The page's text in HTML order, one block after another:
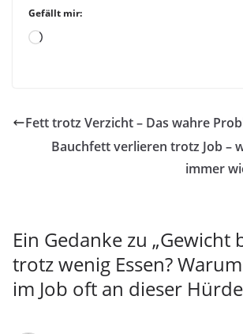
Gefällt mir:
Wird
Fett trotz Verzicht – Das wahre
Bauchfett verlieren trotz Job –
immer
Ein Gedanke zu „Gewicht
trotz wenig Essen?
im Job oft an dieser